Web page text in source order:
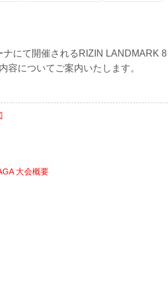
にて開催されるRIZIN LANDMARK
容についてご案内いたします。
大会概要